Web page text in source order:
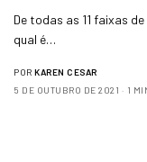
De todas as 11 faixas
qual é…
POR KAREN CESAR
5 DE OUTUBRO DE 2021
1